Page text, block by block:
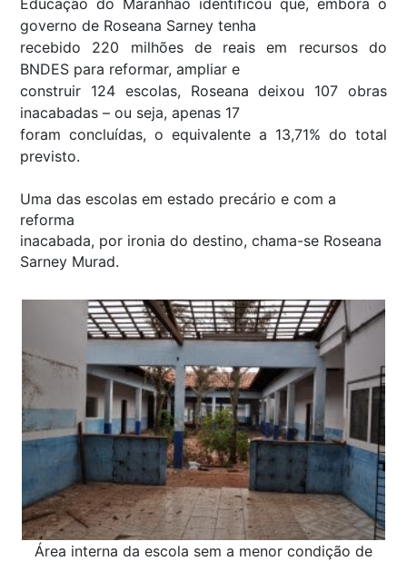
governo de Roseana Sarney tenha
recebido 220 milhões de reais em recursos do
BNDES para reformar, ampliar e
construir 124 escolas, Roseana deixou 107 obras
inacabadas – ou seja, apenas 17
foram concluídas, o equivalente a 13,71% do total
previsto.
Uma das escolas em estado precário e com a
reforma
inacabada, por ironia do destino, chama-se Roseana
Sarney Murad.
Área interna da escola sem a menor condição de